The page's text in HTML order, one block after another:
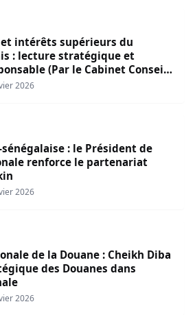
et intérêts supérieurs du
: lecture stratégique et
(Par le Cabinet Conseil
2026
: le Président de
renforce le partenariat
2026
la Douane : Cheikh Diba
des Douanes dans
2026